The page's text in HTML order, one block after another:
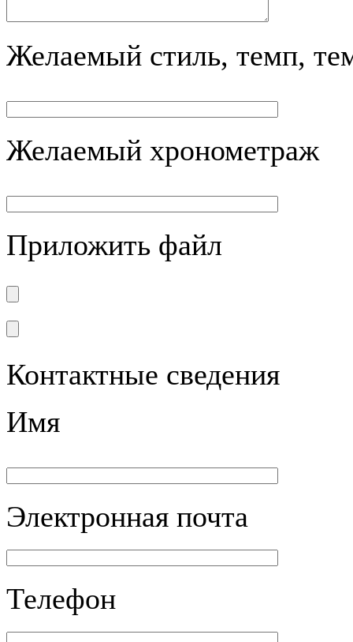
Желаемый стиль, темп,
Желаемый хронометраж
Приложить файл
Контактные сведения
Имя
Электронная почта
Телефон